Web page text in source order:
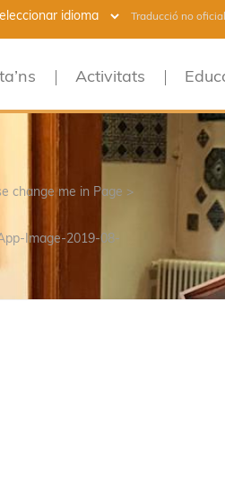
Traducció no
Activitats
change me in Page >
Image-2019-08-